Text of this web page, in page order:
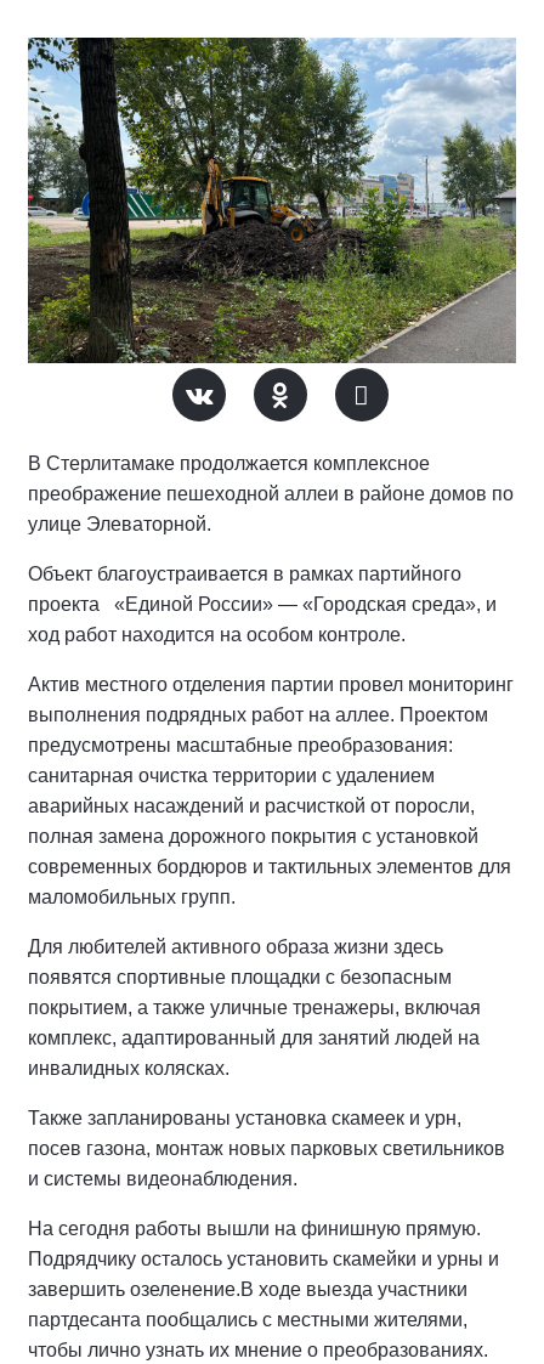
В Стерлитамаке продолжается комплексное
преображение пешеходной аллеи в районе домов по
улице Элеваторной.
Объект благоустраивается в рамках партийного
проекта «Единой России» — «Городская среда», и
ход работ находится на особом контроле.
Актив местного отделения партии провел мониторинг
выполнения подрядных работ на аллее. Проектом
предусмотрены масштабные преобразования:
санитарная очистка территории с удалением
аварийных насаждений и расчисткой от поросли,
полная замена дорожного покрытия с установкой
современных бордюров и тактильных элементов для
маломобильных групп.
Для любителей активного образа жизни здесь
появятся спортивные площадки с безопасным
покрытием, а также уличные тренажеры, включая
комплекс, адаптированный для занятий людей на
инвалидных колясках.
Также запланированы установка скамеек и урн,
посев газона, монтаж новых парковых светильников
и системы видеонаблюдения.
На сегодня работы вышли на финишную прямую.
Подрядчику осталось установить скамейки и урны и
завершить озеленение.В ходе выезда участники
партдесанта пообщались с местными жителями,
чтобы лично узнать их мнение о преобразованиях.